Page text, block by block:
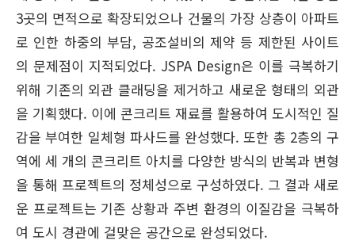
3곳의 면적으로 확장되었으나 건물의 가장 상층이 아파트
로 인한 하중의 부담, 공조설비의 제약 등 제한된 사이트
의 문제점이 지적되었다. JSPA Design은 이를 극복하기
위해 기존의 외관 클래딩을 제거하고 새로운 형태의 외관
을 기획했다. 이에 콘크리트 재료를 활용하여 도시적인 질
감을 부여한 일체형 파사드를 완성했다. 또한 총 2층의 구
역에 세 개의 콘크리트 아치를 다양한 방식의 반복과 변형
을 통해 프로젝트의 정체성으로 구성하였다. 그 결과 새로
운 프로젝트는 기존 상황과 주변 환경의 이질감을 극복하
여 도시 경관에 걸맞은 공간으로 완성되었다.